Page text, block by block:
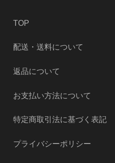
TOP
配送・送料について
返品について
お支払い方法について
特定商取引法に基づく表記
プライバシーポリシー